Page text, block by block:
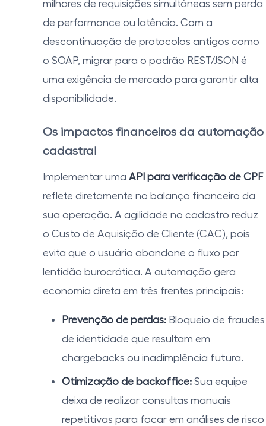
milhares de requisições simultâneas sem perda
de performance ou latência. Com a
descontinuação de protocolos antigos como
o SOAP, migrar para o padrão REST/JSON é
uma exigência de mercado para garantir alta
disponibilidade.
Os impactos financeiros da automação
cadastral
Implementar uma API para verificação de CPF
reflete diretamente no balanço financeiro da
sua operação. A agilidade no cadastro reduz
o Custo de Aquisição de Cliente (CAC), pois
evita que o usuário abandone o fluxo por
lentidão burocrática. A automação gera
economia direta em três frentes principais:
Prevenção de perdas: Bloqueio de fraudes
de identidade que resultam em
chargebacks ou inadimplência futura.
Otimização de backoffice: Sua equipe
deixa de realizar consultas manuais
repetitivas para focar em análises de risco